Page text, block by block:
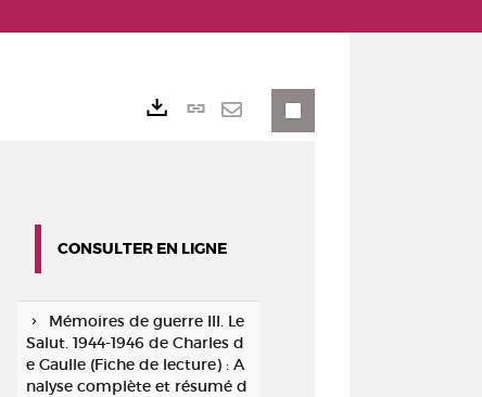
Lien
CONSULTER EN LIGNE
Mémoires de guerre III. Le
Salut. 1944-1946 de Charles d
e Gaulle (Fiche de lecture) : A
nalyse complète et résumé d